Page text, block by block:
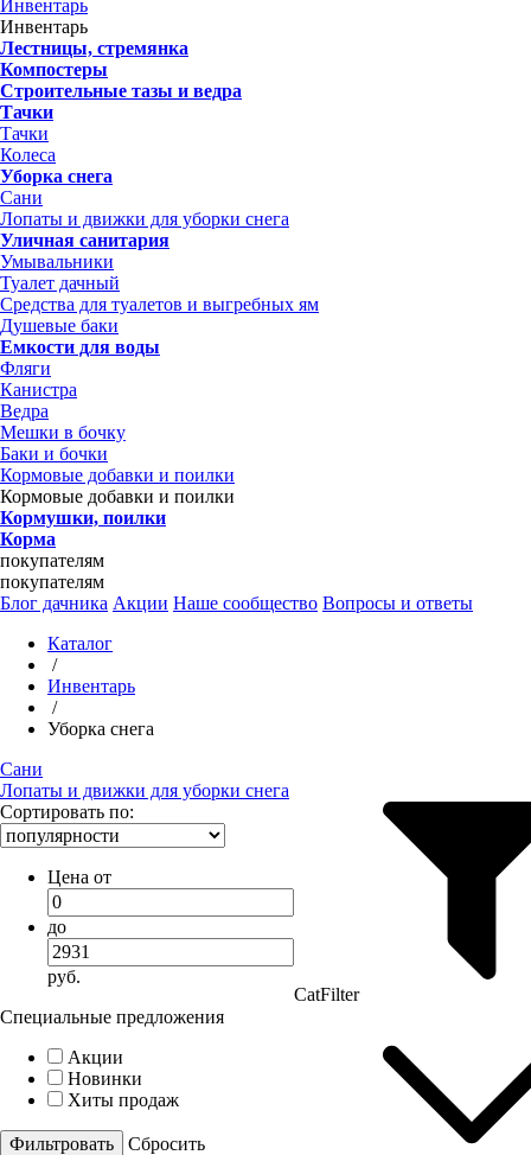
Инвентарь
Инвентарь
Лестницы, стремянка
Компостеры
Строительные тазы и ведра
Тачки
Тачки
Колеса
Уборка снега
Сани
Лопаты и движки для уборки снега
Уличная санитария
Умывальники
Туалет дачный
Средства для туалетов и выгребных ям
Душевые баки
Емкости для воды
Фляги
Канистра
Ведра
Мешки в бочку
Баки и бочки
Кормовые добавки и поилки
Кормовые добавки и поилки
Кормушки, поилки
Корма
покупателям
покупателям
Блог дачника Акции Наше сообщество Вопросы и ответы
Каталог
/
Инвентарь
/
Уборка снега
Сани
Лопаты и движки для уборки снега
Сортировать по:
Цена от
до
руб.
Специальные предложения
Акции
Новинки
Хиты продаж
Cбросить
CatFilter